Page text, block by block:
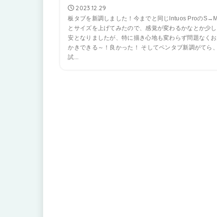
2023.12.29
板タブを新調しました！今までと同じIntuos ProのS→M
とサイズを上げてみたので、感覚が変わるかなとか少
安となりましたが、特に描き心地も変わらず問題なく
かきできる～！良かった！ そしてペンタブ新調がてら、
試...